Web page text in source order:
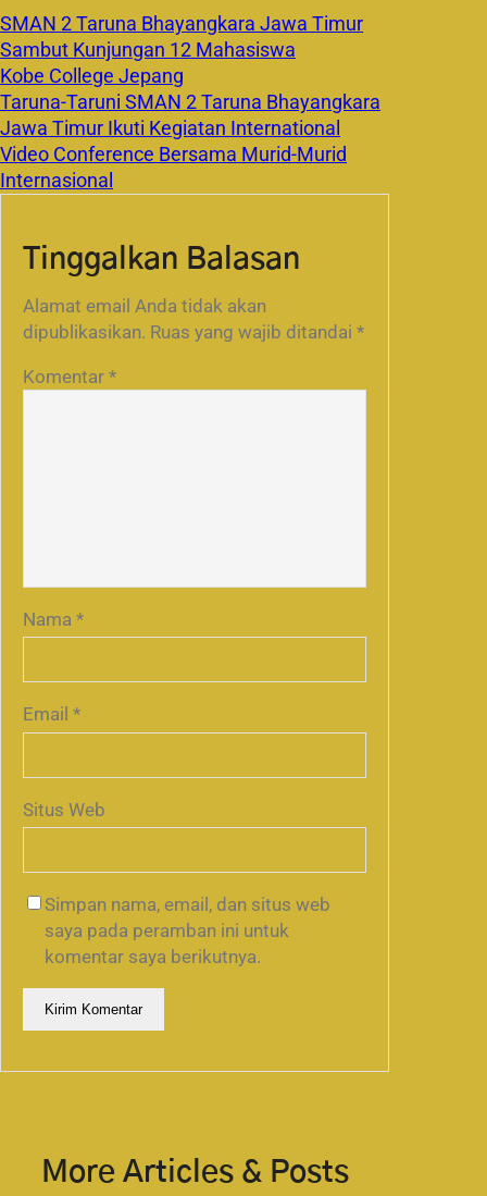
SMAN 2 Taruna Bhayangkara Jawa Timur
Sambut Kunjungan 12 Mahasiswa
Kobe College Jepang
Taruna-Taruni SMAN 2 Taruna Bhayangkara
Jawa Timur Ikuti Kegiatan International
Video Conference Bersama Murid-Murid
Internasional
Tinggalkan Balasan
Alamat email Anda tidak akan
dipublikasikan. Ruas yang wajib ditandai *
Komentar *
Nama *
Email *
Situs Web
Simpan nama, email, dan situs web
saya pada peramban ini untuk
komentar saya berikutnya.
More Articles & Posts